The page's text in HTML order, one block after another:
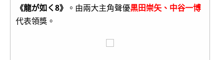
《龍が如く8》 。由兩大主角聲優黒田崇矢、中谷一博
代表領獎。